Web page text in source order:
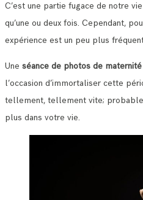
C’est une partie fugace de notre
qu’une ou deux fois. Cependant,
expérience est un peu plus
Une séance de photos de
l’occasion d’immortaliser cette
tellement, tellement vite;
plus dans votre vie.